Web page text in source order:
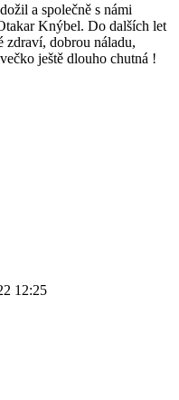
a společně s námi
Knýbel. Do dalších let
zdraví, dobrou náladu,
ještě dlouho chutná !
12:25